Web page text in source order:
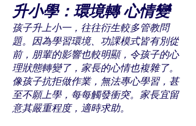
升小學：環境轉 心情變
孩子升上小一，往往衍生較多管教問
題。因為學習環境、功課模式皆有別從
前，朋輩的影響也較明顯，令孩子的心
理狀態轉變了，家長的心情也複雜了。
像孩子抗拒做作業，無法專心學習，甚
至不願上學，每每觸發衝突。家長宜留
意其嚴重程度，適時求助。